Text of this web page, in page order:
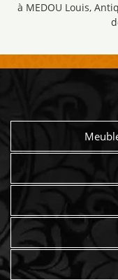
à MEDOU Louis,